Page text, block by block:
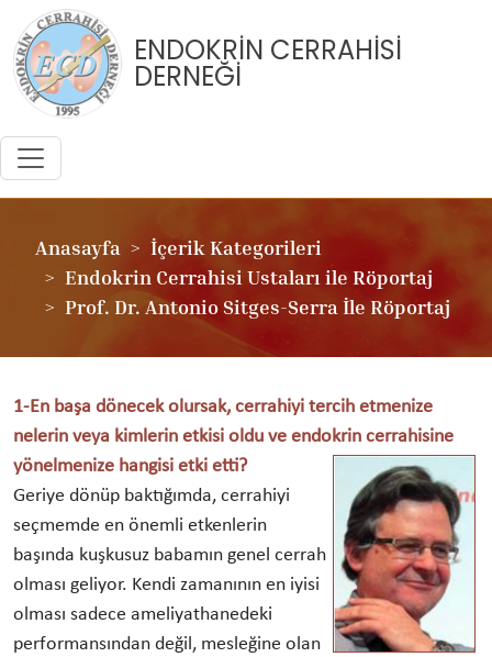
ENDOKRİN CERRAHİSİ
DERNEĞİ
Anasayfa
İçerik Kategorileri
Endokrin Cerrahisi Ustaları ile Röportaj
Prof. Dr. Antonio Sitges-Serra İle Röportaj
1-En başa dönecek olursak, cerrahiyi tercih etmenize
nelerin veya kimlerin etkisi oldu ve endokrin cerrahisine
yönelmenize hangisi etki etti?
Geriye dönüp baktığımda, cerrahiyi
seçmemde en önemli etkenlerin
başında kuşkusuz babamın genel cerrah
olması geliyor. Kendi zamanının en iyisi
olması sadece ameliyathanedeki
performansından değil, mesleğine olan